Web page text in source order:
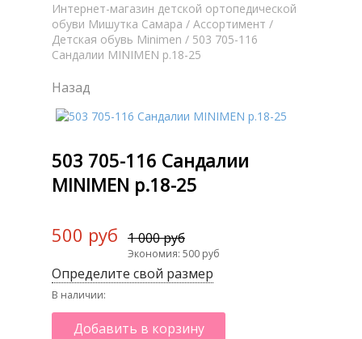
Интернет-магазин детской ортопедической
обуви Мишутка Самара / Aссортимент /
Детская обувь Minimen / 503 705-116
Cандалии MINIMEN р.18-25
Назад
503 705-116 Cандалии
MINIMEN р.18-25
500 руб 1 000 руб
Экономия: 500 руб
Определите свой размер
В наличии:
Добавить в корзину